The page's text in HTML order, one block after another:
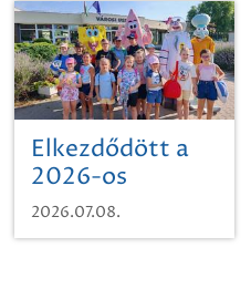
Elkezdődött a
2026-os
SpongyaBob
tábor!
2026.07.08.